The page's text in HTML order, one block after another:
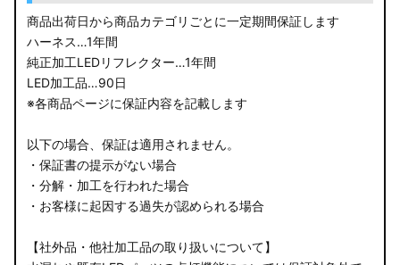
商品出荷日から商品カテゴリごとに一定期間保証します
ハーネス…1年間
純正加工LEDリフレクター…1年間
LED加工品…90日
※各商品ページに保証内容を記載します
以下の場合、保証は適用されません。
・保証書の提示がない場合
・分解・加工を行われた場合
・お客様に起因する過失が認められる場合
【社外品・他社加工品の取り扱いについて】